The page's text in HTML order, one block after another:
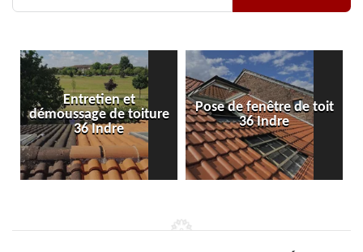
Entretien et
démoussage de toiture
36 Indre
Pose de fenêtre de toit
36 Indre